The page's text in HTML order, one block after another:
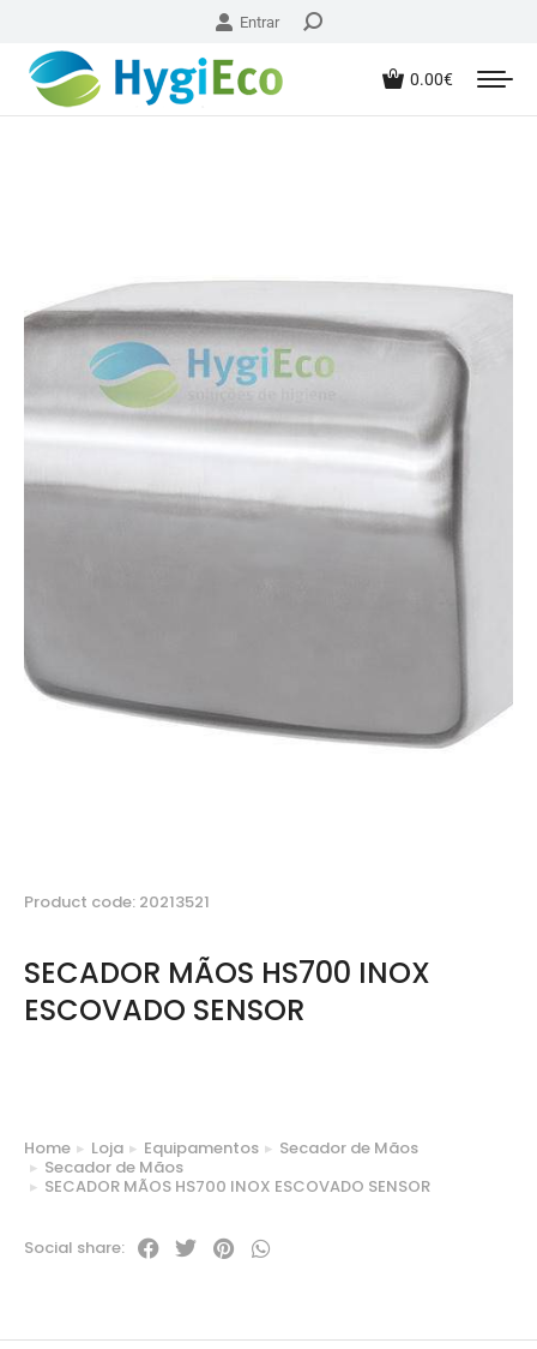
Entrar
0.00€
Product code: 20213521
SECADOR MÃOS HS700 INOX
ESCOVADO SENSOR
You are here:
Home Loja Equipamentos
Secador de Mãos
Secador de Mãos
SECADOR MÃOS HS700 INOX ESCOVADO SENSOR
Social share: